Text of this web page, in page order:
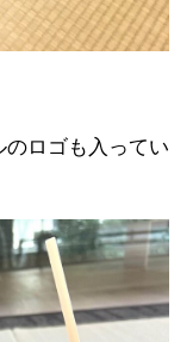
ロゴも入ってい